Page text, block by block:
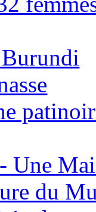
Une
du